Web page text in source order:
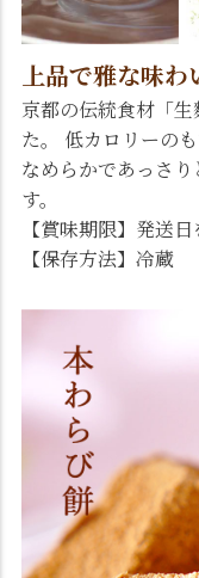
上品で雅な味わ
京都の伝統食材「
た。 低カロリーの
なめらかであっさ
す。
【賞味期限】発送
【保存方法】冷蔵